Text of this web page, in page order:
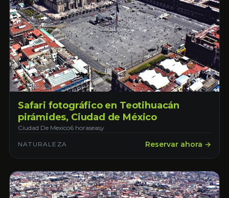
Safari fotográfico en Teotihuacán
pirámides, Ciudad de México
Ciudad De Mexico6 horaseasy
NATURALEZA Reservar ahora →